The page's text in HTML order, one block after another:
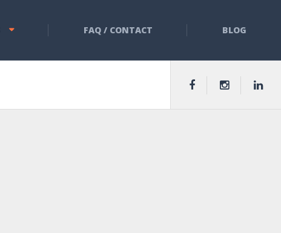
FAQ / CONTACT BLOG